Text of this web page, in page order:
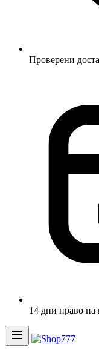
Проверени
14 дни право на